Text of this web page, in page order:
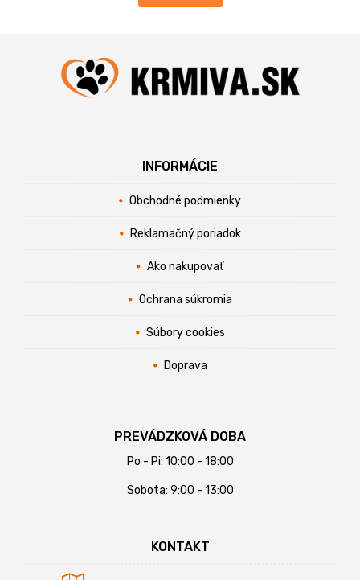
INFORMÁCIE
Obchodné podmienky
Reklamačný poriadok
Ako nakupovať
Ochrana súkromia
Súbory cookies
Doprava
PREVÁDZKOVÁ DOBA
Po - Pi: 10:00 - 18:00
Sobota: 9:00 - 13:00
KONTAKT